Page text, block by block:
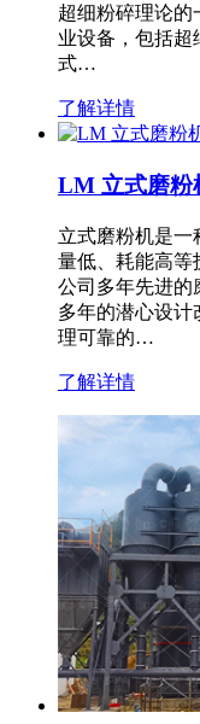
超细粉碎理论的
业设备，包括
式…
了解详情
LM 立式磨粉
立式磨粉机是一
量低、耗能高等
公司多年先进的
多年的潜心设计
理可靠的…
了解详情